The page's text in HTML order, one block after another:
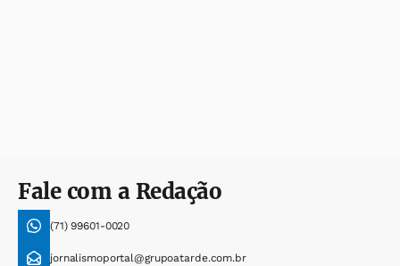
Fale com a Redação
(71) 99601-0020
jornalismoportal@grupoatarde.com.br